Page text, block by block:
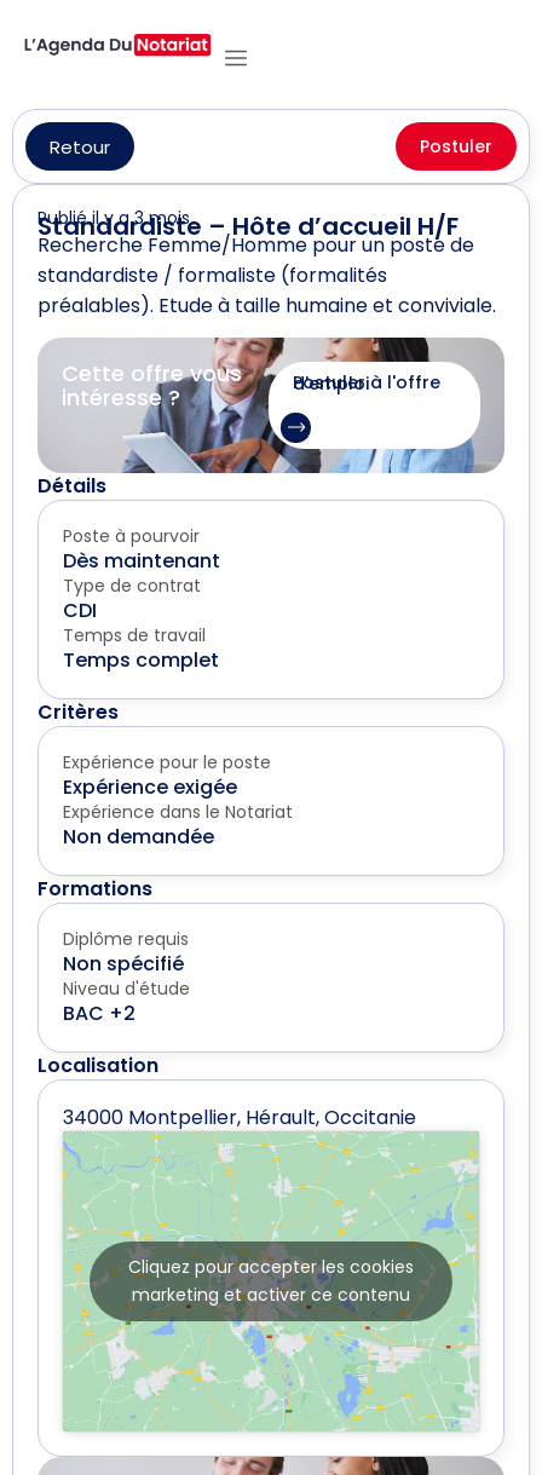
Retour Postuler
Standardiste – Hôte d’accueil H/F
Publié il y a 3 mois
Recherche Femme/Homme pour un poste de
standardiste / formaliste (formalités
préalables). Etude à taille humaine et conviviale.
Cette offre vous
intéresse ?
Postuler à l'offre d'emploi
Détails
Poste à pourvoir
Dès maintenant
Type de contrat
CDI
Temps de travail
Temps complet
Critères
Expérience pour le poste
Expérience exigée
Expérience dans le Notariat
Non demandée
Formations
Diplôme requis
Non spécifié
Niveau d'étude
BAC +2
Localisation
34000 Montpellier, Hérault, Occitanie
Cliquez pour accepter les cookies
marketing et activer ce contenu